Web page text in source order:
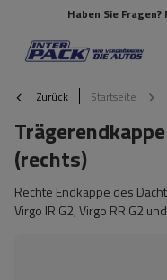
Haben Sie
Zurück Startseite
(rechts)
Rechte Endkappe des
Virgo IR G2, Virgo RR G2